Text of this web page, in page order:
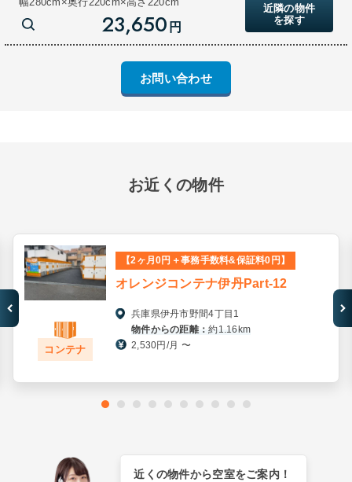
23,650 円
近隣の物件
を探す
お問い合わせ
お近くの物件
コンテナ
【2ヶ月0円＋事務手数料&保証料0円】
オレンジコンテナ伊丹Part-12
兵庫県伊丹市野間4丁目1
物件からの距離：約1.16km
2,530円/月 〜
近くの物件から空室をご案内！